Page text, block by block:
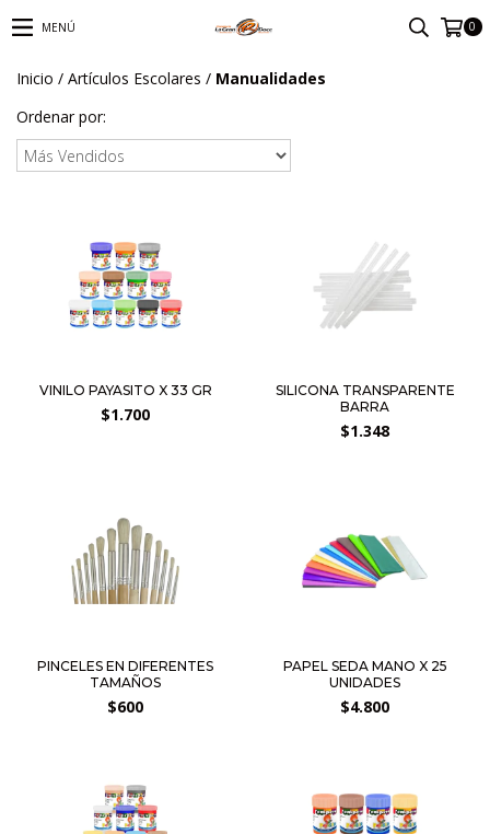
MENÚ 0
Inicio / Artículos Escolares / Manualidades
Ordenar por:
VINILO PAYASITO X 33 GR
$1.700
SILICONA TRANSPARENTE
BARRA
$1.348
PINCELES EN DIFERENTES
TAMAÑOS
$600
PAPEL SEDA MANO X 25
UNIDADES
$4.800